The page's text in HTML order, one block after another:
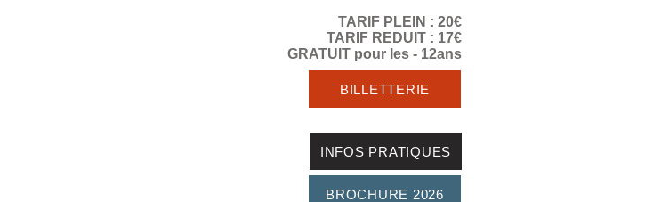
TARIF PLEIN : 20€
TARIF REDUIT : 17€
GRATUIT pour les - 12ans
BILLETTERIE
INFOS PRATIQUES
BROCHURE 2026